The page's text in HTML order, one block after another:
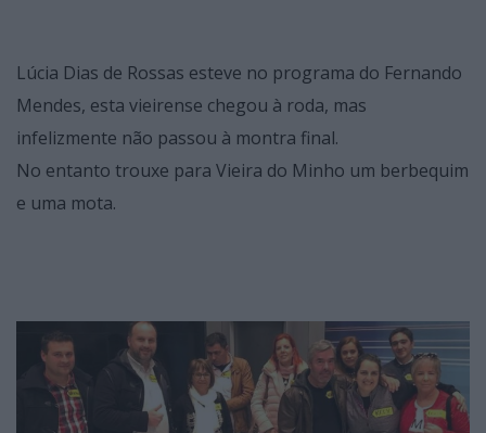
Lúcia Dias de Rossas esteve no programa do Fernando
Mendes, esta vieirense chegou à roda, mas
infelizmente não passou à montra final.
No entanto trouxe para Vieira do Minho um berbequim
e uma mota.